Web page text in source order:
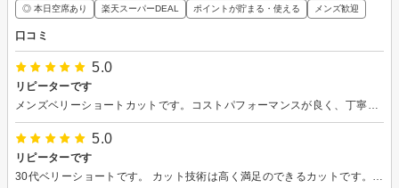
◎ 本日空席あり 楽天スーパーDEAL ポイントが貯まる・使える メンズ歓迎
口コミ
5.0
リピーターです
5.0
リピーターです